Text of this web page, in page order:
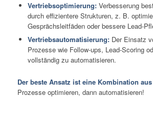
Vertriebsoptimierung:Verbesserung
durch effizientere Strukturen, z. B.
Gesprächsleitfäden oder bessere Lead-
Vertriebsautomatisierung:Der Einsatz
Prozesse wie Follow-ups, Lead-Scoring
vollständig zu automatisieren.
Der beste Ansatz ist eine Kombination
Prozesse optimieren, dann automatisieren!